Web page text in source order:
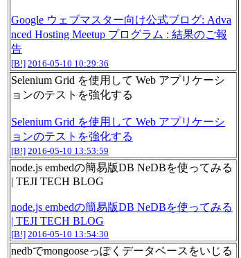
Google ウェブマスター向け公式ブログ: Adva
nced Hosting Meetup プログラム : 結果のご報
告
[B!] 2016-05-10 10:29:36
Selenium Grid を使用して Web アプリケーシ
ョンのテストを強化する
Selenium Grid を使用して Web アプリケーシ
ョンのテストを強化する
[B!] 2016-05-10 13:53:59
node.js embedの簡易版DB NeDBを使ってみる
| TEJI TECH BLOG
node.js embedの簡易版DB NeDBを使ってみる
| TEJI TECH BLOG
[B!] 2016-05-10 13:54:30
nedbでmongooseっぽくデータベースをいじる